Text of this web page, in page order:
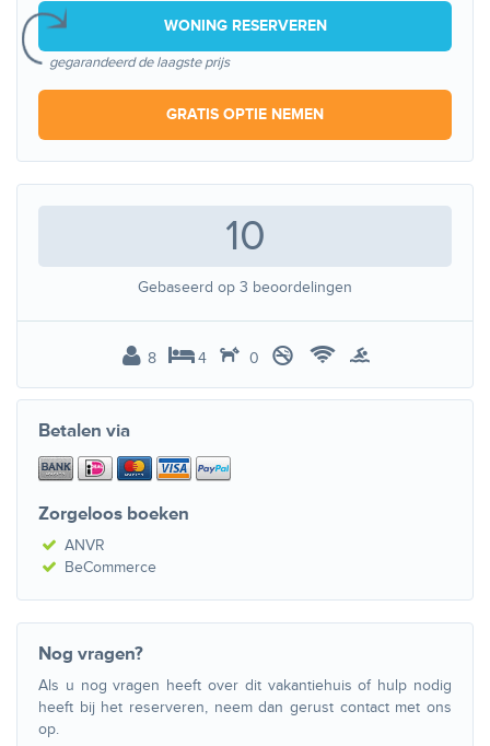
WONING RESERVEREN
gegarandeerd de laagste prijs
GRATIS OPTIE NEMEN
10
Gebaseerd op 3 beoordelingen
8 4 0
Betalen via
Zorgeloos boeken
ANVR
BeCommerce
Nog vragen?
Als u nog vragen heeft over dit vakantiehuis of hulp nodig
heeft bij het reserveren, neem dan gerust contact met ons
op.